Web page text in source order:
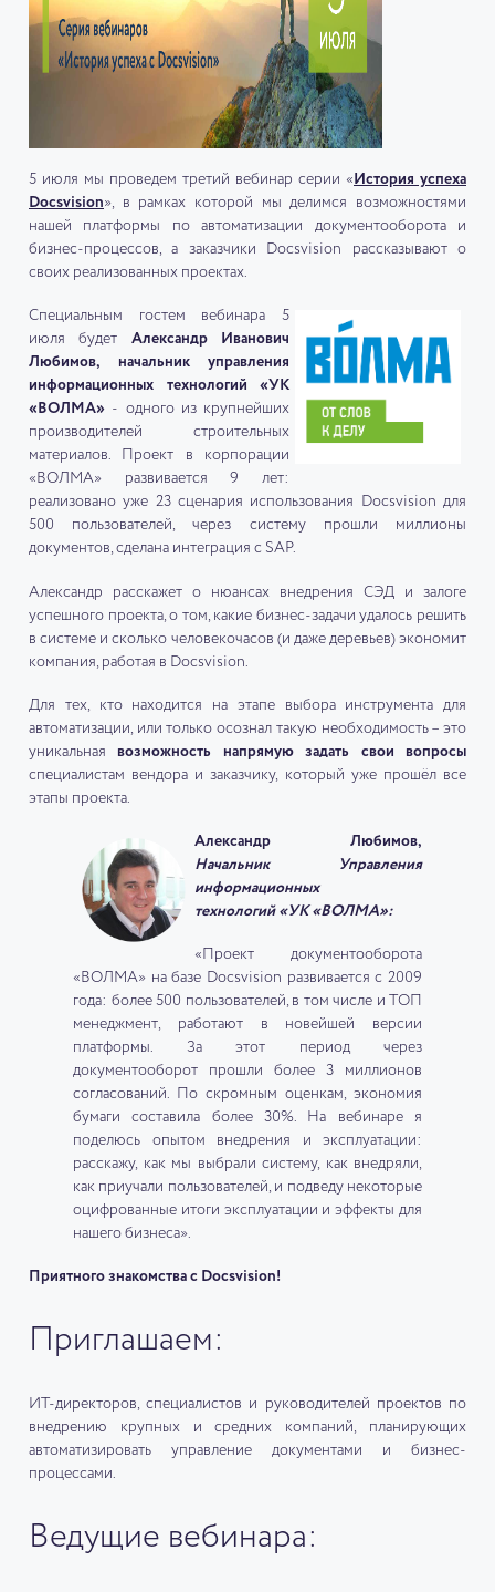
5 июля мы проведем третий вебинар серии « История успеха
Docsvision», в рамках которой мы делимся возможностями
нашей платформы по автоматизации документооборота и
бизнес-процессов, а заказчики Docsvision рассказывают о
своих реализованных проектах.
Специальным гостем вебинара 5
июля будет Александр Иванович
Любимов, начальник управления
информационных технологий «УК
«ВОЛМА» - одного из крупнейших
производителей строительных
материалов. Проект в корпорации
«ВОЛМА» развивается 9 лет:
реализовано уже 23 сценария использования Docsvision для
500 пользователей, через систему прошли миллионы
документов, сделана интеграция с SAP.
Александр расскажет о нюансах внедрения СЭД и залоге
успешного проекта, о том, какие бизнес-задачи удалось решить
в системе и сколько человекочасов (и даже деревьев) экономит
компания, работая в Docsvision.
Для тех, кто находится на этапе выбора инструмента для
автоматизации, или только осознал такую необходимость – это
уникальнаявозможность напрямую задать свои вопросы
специалистам вендора и заказчику, который уже прошёл все
этапы проекта.
Александр Любимов,
Начальник Управления
информационных
технологий «УК «ВОЛМА»:
«Проект документооборота
«ВОЛМА» на базе Docsvision развивается с 2009
года: более 500 пользователей, в том числе и ТОП
менеджмент, работают в новейшей версии
платформы. За этот период через
документооборот прошли более 3 миллионов
согласований. По скромным оценкам, экономия
бумаги составила более 30%. На вебинаре я
поделюсь опытом внедрения и эксплуатации:
расскажу, как мы выбрали систему, как внедряли,
как приучали пользователей, и подведу некоторые
оцифрованные итоги эксплуатации и эффекты для
нашего бизнеса».
Приятного знакомства с Docsvision!
Приглашаем:
ИТ-директоров, специалистов и руководителей проектов по
внедрению крупных и средних компаний, планирующих
автоматизировать управление документами и бизнес-
процессами.
Ведущие вебинара: